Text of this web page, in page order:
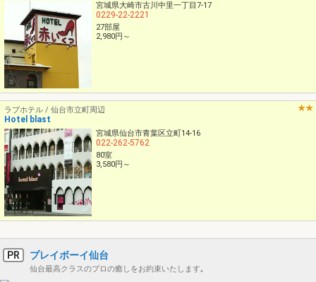
宮城県大崎市古川中里一丁目7-17
0229-22-2221
27部屋
2,980円～
ラブホテル / 仙台市立町周辺
Hotel blast
宮城県仙台市青葉区立町14-16
022-262-5762
80室
3,580円～
PR プレイボーイ仙台
仙台最高クラスのプロの癒しをお約束いたします｡